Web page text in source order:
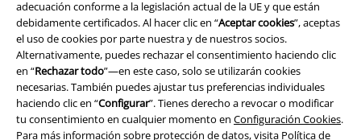
adecuación conforme a la legislación actual de la UE y que están
debidamente certificados. Al hacer clic en “Aceptar cookies”, aceptas
el uso de cookies por parte nuestra y de nuestros socios.
Alternativamente, puedes rechazar el consentimiento haciendo clic
en “Rechazar todo”—en este caso, solo se utilizarán cookies
necesarias. También puedes ajustar tus preferencias individuales
haciendo clic en “Configurar”. Tienes derecho a revocar o modificar
tu consentimiento en cualquier momento en Configuración Cookies.
Para más información sobre protección de datos, visita Política de